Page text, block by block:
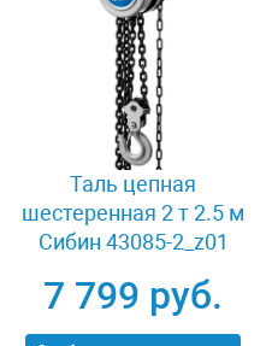
Таль цепная
шестеренная 2 т 2.5 м
Сибин 43085-2_z01
7 799 руб.